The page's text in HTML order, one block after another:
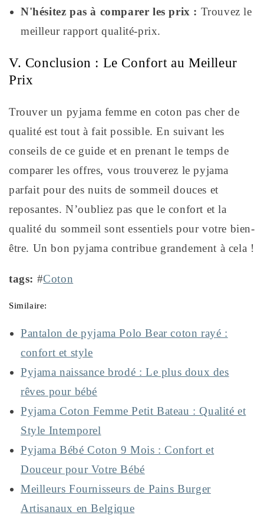
N'hésitez pas à comparer les prix : Trouvez le
meilleur rapport qualité-prix.
V. Conclusion : Le Confort au Meilleur
Prix
Trouver un pyjama femme en coton pas cher de
qualité est tout à fait possible. En suivant les
conseils de ce guide et en prenant le temps de
comparer les offres, vous trouverez le pyjama
parfait pour des nuits de sommeil douces et
reposantes. N’oubliez pas que le confort et la
qualité du sommeil sont essentiels pour votre bien-
être. Un bon pyjama contribue grandement à cela !
tags: #Coton
Similaire:
Pantalon de pyjama Polo Bear coton rayé :
confort et style
Pyjama naissance brodé : Le plus doux des
rêves pour bébé
Pyjama Coton Femme Petit Bateau : Qualité et
Style Intemporel
Pyjama Bébé Coton 9 Mois : Confort et
Douceur pour Votre Bébé
Meilleurs Fournisseurs de Pains Burger
Artisanaux en Belgique